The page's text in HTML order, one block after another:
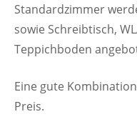
Standardzimmer
sowie Schreibtisch,
Teppichboden
Eine gute
Preis.